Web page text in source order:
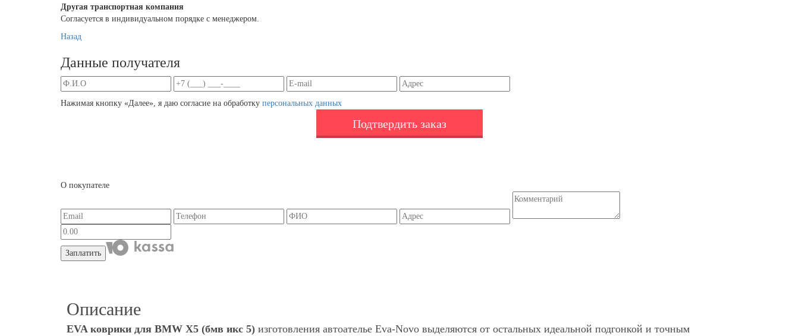
Другая транспортная компания
Согласуется в индивидуальном порядке с менеджером.
Назад
Данные получателя
Нажимая кнопку «Далее», я даю согласие на обработку персональных данных
Подтвердить заказ
О покупателе
Заплатить
Описание
EVA коврики для BMW X5 (бмв икс 5) изготовления автоателье Eva-Novo выделяются от остальных идеальной подгонкой и точным